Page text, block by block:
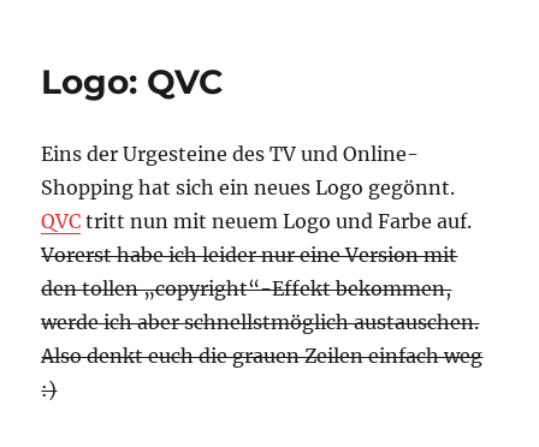
Logo: QVC
Eins der Urgesteine des TV und Online-
Shopping hat sich ein neues Logo gegönnt.
QVC tritt nun mit neuem Logo und Farbe auf.
Vorerst habe ich leider nur eine Version mit
den tollen „copyright“-Effekt bekommen,
werde ich aber schnellstmöglich austauschen.
Also denkt euch die grauen Zeilen einfach weg
:)